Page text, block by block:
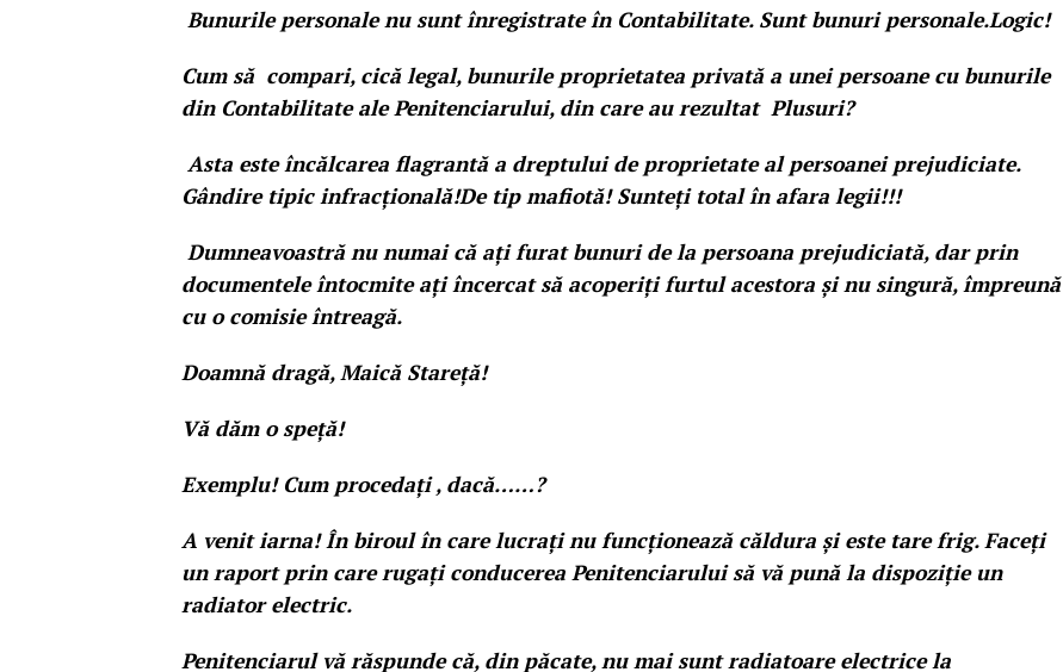
Bunurile personale nu sunt înregistrate în Contabilitate. Sunt bunuri personale.Logic!
Cum să compari, cică legal, bunurile proprietatea privată a unei persoane cu bunurile
din Contabilitate ale Penitenciarului, din care au rezultat Plusuri?
Asta este încălcarea flagrantă a dreptului de proprietate al persoanei prejudiciate.
Gândire tipic infracțională!De tip mafiotă! Sunteți total în afara legii!!!
Dumneavoastră nu numai că ați furat bunuri de la persoana prejudiciată, dar prin
documentele întocmite ați încercat să acoperiți furtul acestora și nu singură, împreună
cu o comisie întreagă.
Doamnă dragă, Maică Stareță!
Vă dăm o speță!
Exemplu! Cum procedați , dacă……?
A venit iarna! În biroul în care lucrați nu funcționează căldura și este tare frig. Faceți
un raport prin care rugați conducerea Penitenciarului să vă pună la dispoziție un
radiator electric.
Penitenciarul vă răspunde că, din păcate, nu mai sunt radiatoare electrice la